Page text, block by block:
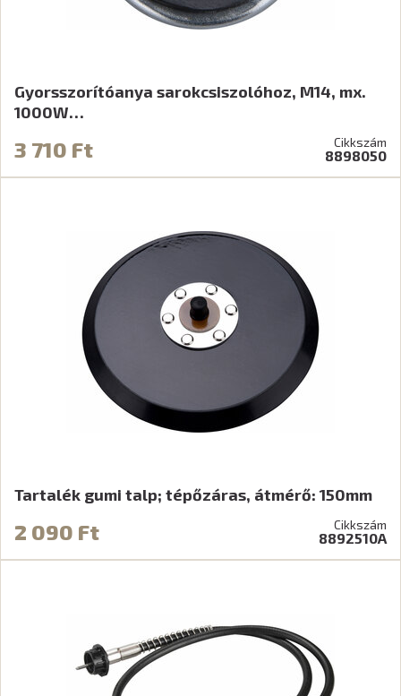
Gyorsszorítóanya sarokcsiszolóhoz, M14, mx.
1000W…
3 710 Ft Cikkszám
8898050
Tartalék gumi talp; tépőzáras, átmérő: 150mm
2 090 Ft Cikkszám
8892510A